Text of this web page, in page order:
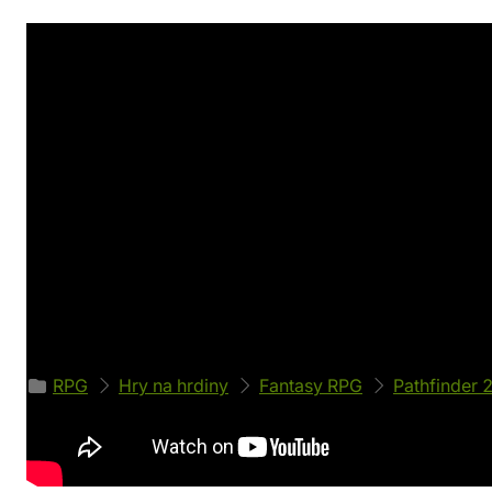
RPG
Hry na hrdiny Fantasy RPG Pathfinder
Doporučujeme